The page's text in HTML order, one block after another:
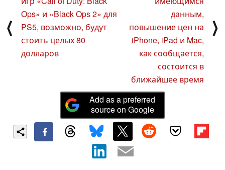
⟨
Ops» и «Black Ops 2» для
PS5, возможно, будут
стоить целых 80
долларов
данным,
повышение цен на
iPhone, iPad и Mac,
как сообщается,
состоится в
ближайшее время
⟩
Add as a preferred
source on Google